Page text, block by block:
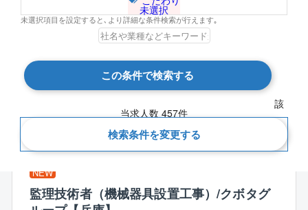
未選択
未選択項目を設定すると､より詳細な条件検索が行えます｡
この条件で検索する
該
当求人数 457件
検索条件を変更する
検索結果 457 件
現在の検索条件
NEW
監理技術者（機械器具設置工事）/クボタグ